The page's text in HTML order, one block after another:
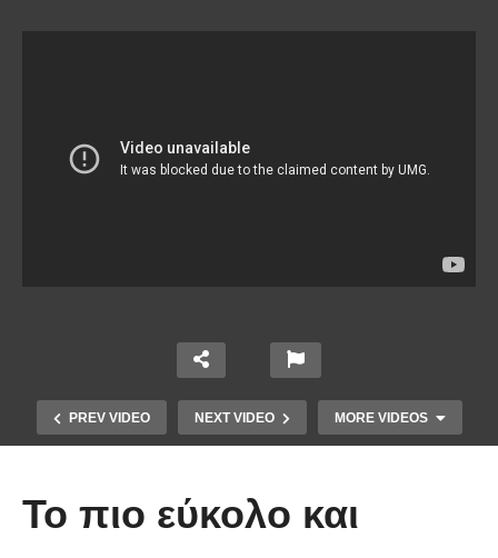
PREV VIDEO NEXT VIDEO MORE VIDEOS
Το πιο εύκολο και